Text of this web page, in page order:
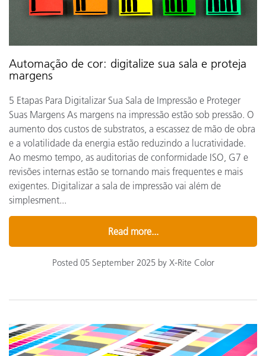
Automação de cor: digitalize sua sala e proteja
margens
5 Etapas Para Digitalizar Sua Sala de Impressão e Proteger
Suas Margens As margens na impressão estão sob pressão. O
aumento dos custos de substratos, a escassez de mão de obra
e a volatilidade da energia estão reduzindo a lucratividade.
Ao mesmo tempo, as auditorias de conformidade ISO, G7 e
revisões internas estão se tornando mais frequentes e mais
exigentes. Digitalizar a sala de impressão vai além de
simplesment...
Read more...
Posted 05 September 2025 by X-Rite Color